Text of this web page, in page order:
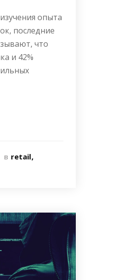
опыта
последние
что
и 42%
в retail